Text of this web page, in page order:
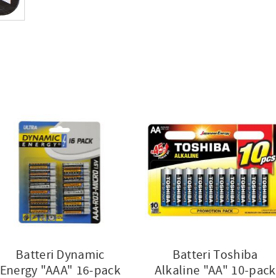
Batteri Dynamic
Energy "AAA" 16-pack
Batteri Toshiba
Alkaline "AA" 10-pack